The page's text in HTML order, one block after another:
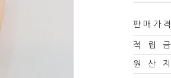
판 매 가 격
적 립 금
원 산 지